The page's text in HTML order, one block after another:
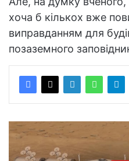
хоча б кількох вже
виправданням для
позаземного